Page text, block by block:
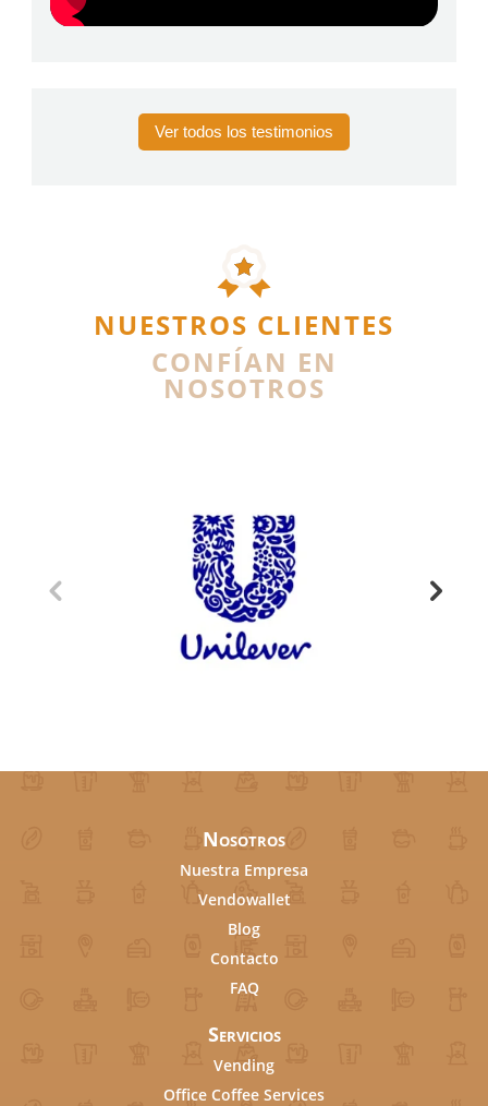
Ver todos los testimonios
NUESTROS CLIENTES
CONFÍAN EN
NOSOTROS
Nosotros
Nuestra Empresa
Vendowallet
Blog
Contacto
FAQ
Servicios
Vending
Office Coffee Services